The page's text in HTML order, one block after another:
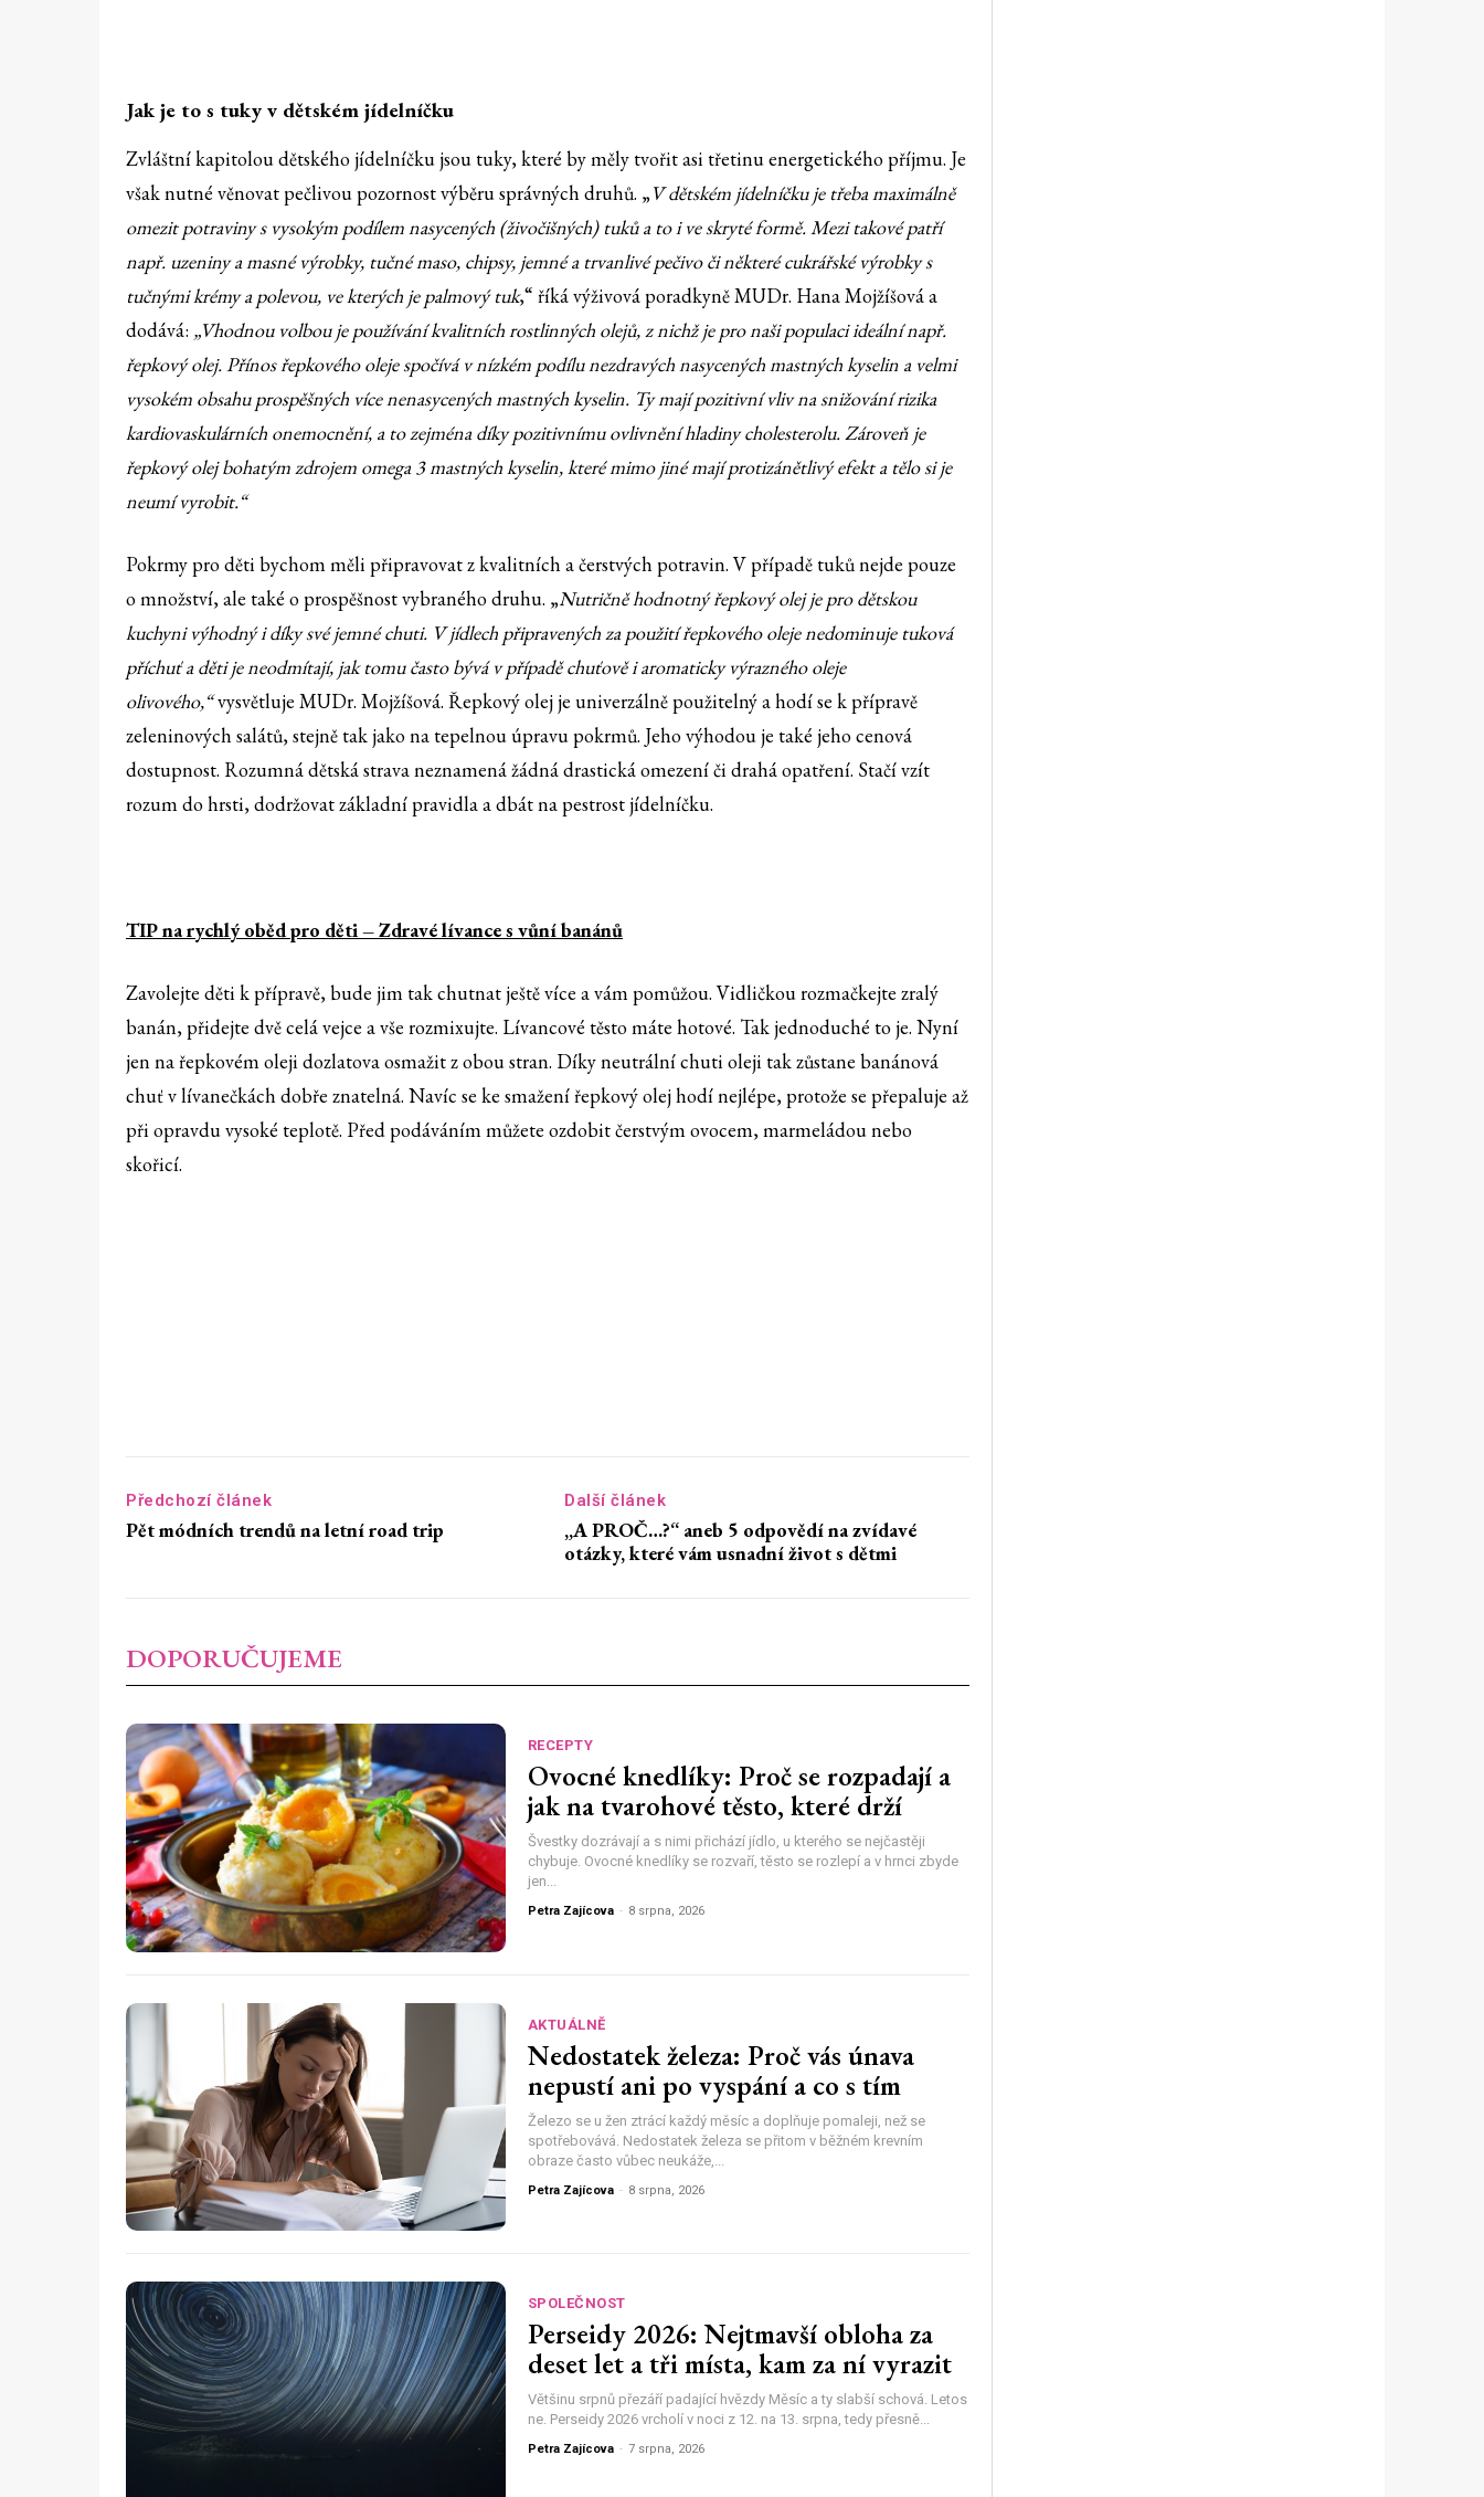
Jak je to s tuky v dětském jídelníčku
Zvláštní kapitolou dětského jídelníčku jsou tuky, které by měly tvořit asi třetinu energetického příjmu. Je
však nutné věnovat pečlivou pozornost výběru správných druhů. „V dětském jídelníčku je třeba maximálně
omezit potraviny s vysokým podílem nasycených (živočišných) tuků a to i ve skryté formě. Mezi takové patří
např. uzeniny a masné výrobky, tučné maso, chipsy, jemné a trvanlivé pečivo či některé cukrářské výrobky s
tučnými krémy a polevou, ve kterých je palmový tuk,“ říká výživová poradkyně MUDr. Hana Mojžíšová a
dodává: „Vhodnou volbou je používání kvalitních rostlinných olejů, z nichž je pro naši populaci ideální např.
řepkový olej. Přínos řepkového oleje spočívá v nízkém podílu nezdravých nasycených mastných kyselin a velmi
vysokém obsahu prospěšných více nenasycených mastných kyselin. Ty mají pozitivní vliv na snižování rizika
kardiovaskulárních onemocnění, a to zejména díky pozitivnímu ovlivnění hladiny cholesterolu. Zároveň je
řepkový olej bohatým zdrojem omega 3 mastných kyselin, které mimo jiné mají protizánětlivý efekt a tělo si je
neumí vyrobit.“
Pokrmy pro děti bychom měli připravovat z kvalitních a čerstvých potravin. V případě tuků nejde pouze
o množství, ale také o prospěšnost vybraného druhu. „Nutričně hodnotný řepkový olej je pro dětskou
kuchyni výhodný i díky své jemné chuti. V jídlech připravených za použití řepkového oleje nedominuje tuková
příchuť a děti je neodmítají, jak tomu často bývá v případě chuťově i aromaticky výrazného oleje
olivového,“vysvětluje MUDr. Mojžíšová. Řepkový olej je univerzálně použitelný a hodí se k přípravě
zeleninových salátů, stejně tak jako na tepelnou úpravu pokrmů. Jeho výhodou je také jeho cenová
dostupnost. Rozumná dětská strava neznamená žádná drastická omezení či drahá opatření. Stačí vzít
rozum do hrsti, dodržovat základní pravidla a dbát na pestrost jídelníčku.
TIP na rychlý oběd pro děti – Zdravé lívance s vůní banánů
Zavolejte děti k přípravě, bude jim tak chutnat ještě více a vám pomůžou. Vidličkou rozmačkejte zralý
banán, přidejte dvě celá vejce a vše rozmixujte. Lívancové těsto máte hotové. Tak jednoduché to je. Nyní
jen na řepkovém oleji dozlatova osmažit z obou stran. Díky neutrální chuti oleji tak zůstane banánová
chuť v lívanečkách dobře znatelná. Navíc se ke smažení řepkový olej hodí nejlépe, protože se přepaluje až
při opravdu vysoké teplotě. Před podáváním můžete ozdobit čerstvým ovocem, marmeládou nebo
skořicí.
Předchozí článek
Pět módních trendů na letní road trip
Další článek
„A PROČ…?“ aneb 5 odpovědí na zvídavé
otázky, které vám usnadní život s dětmi
DOPORUČUJEME
RECEPTY
Ovocné knedlíky: Proč se rozpadají a
jak na tvarohové těsto, které drží
Švestky dozrávají a s nimi přichází jídlo, u kterého se nejčastěji
chybuje. Ovocné knedlíky se rozvaří, těsto se rozlepí a v hrnci zbyde
jen...
Petra Zajícova - 8 srpna, 2026
AKTUÁLNĚ
Nedostatek železa: Proč vás únava
nepustí ani po vyspání a co s tím
Železo se u žen ztrácí každý měsíc a doplňuje pomaleji, než se
spotřebovává. Nedostatek železa se přitom v běžném krevním
obraze často vůbec neukáže,...
Petra Zajícova - 8 srpna, 2026
SPOLEČNOST
Perseidy 2026: Nejtmavší obloha za
deset let a tři místa, kam za ní vyrazit
Většinu srpnů přezáří padající hvězdy Měsíc a ty slabší schová. Letos
ne. Perseidy 2026 vrcholí v noci z 12. na 13. srpna, tedy přesně...
Petra Zajícova - 7 srpna, 2026